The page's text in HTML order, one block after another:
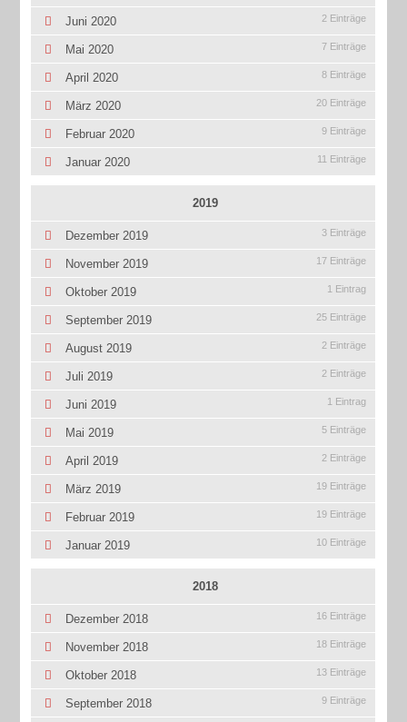
Juni 2020 2 Einträge
Mai 2020 7 Einträge
April 2020 8 Einträge
März 2020 20 Einträge
Februar 2020 9 Einträge
Januar 2020 11 Einträge
2019
Dezember 2019 3 Einträge
November 2019 17 Einträge
Oktober 2019 1 Eintrag
September 2019 25 Einträge
August 2019 2 Einträge
Juli 2019 2 Einträge
Juni 2019 1 Eintrag
Mai 2019 5 Einträge
April 2019 2 Einträge
März 2019 19 Einträge
Februar 2019 19 Einträge
Januar 2019 10 Einträge
2018
Dezember 2018 16 Einträge
November 2018 18 Einträge
Oktober 2018 13 Einträge
September 2018 9 Einträge